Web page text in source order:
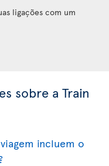
ligações com um
sobre a Train
incluem o